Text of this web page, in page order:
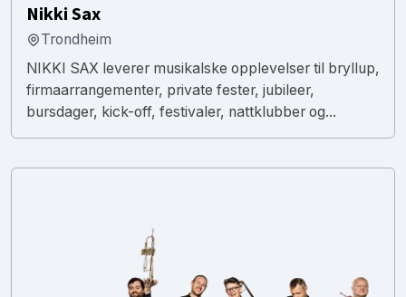
Nikki Sax
Trondheim
NIKKI SAX leverer musikalske opplevelser til bryllup,
firmaarrangementer, private fester, jubileer,
bursdager, kick-off, festivaler, nattklubber og...